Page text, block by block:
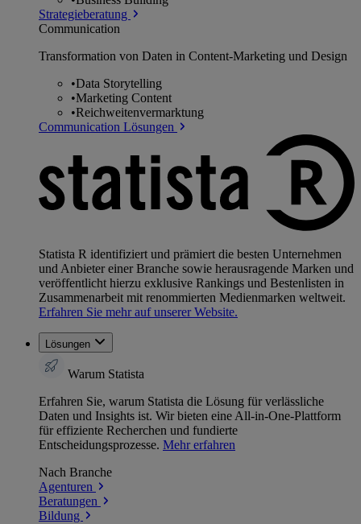
Strategieberatung
Communication
Transformation von Daten in Content-Marketing und Design
•Data Storytelling
•Marketing Content
•Reichweitenvermarktung
Communication Lösungen
Statista R identifiziert und prämiert die besten Unternehmen
und Anbieter einer Branche sowie herausragende Marken und
veröffentlicht hierzu exklusive Rankings und Bestenlisten in
Zusammenarbeit mit renommierten Medienmarken weltweit.
Erfahren Sie mehr auf unserer Website.
Lösungen
Warum Statista
Erfahren Sie, warum Statista die Lösung für verlässliche
Daten und Insights ist. Wir bieten eine All-in-One-Plattform
für effiziente Recherchen und fundierte
Entscheidungsprozesse. Mehr erfahren
Nach Branche
Agenturen
Beratungen
Bildung